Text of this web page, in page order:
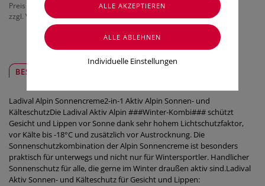
Preis inkl. MwSt.
zzgl. Versandkosten
BESCHREIBUNG
Ladival Alpin Sonnencreme2-in-1 Aktiv Alpin Sonnen- und
KälteschutzDie Ladival Aktiv Alpin ###Winter-Kombi### schützt
Gesicht und Lippen vor Sonne dank sehr hohem Lichtschutzfaktor,
vor Kälte bis -18°C und zusätzlich vor Austrocknung. Die
Sonnenschutzkombination der Alpin Sonnencreme ist besonders
praktisch für unterwegs und nicht nur für Wintersportler. Handlicher
Sonnenschutz für alle, die gerne im Winter draußen aktiv sind.Ladival
Aktiv Sonnen- und Kälteschutz für Gesicht und Lippen:
Individuelle Einstellungen